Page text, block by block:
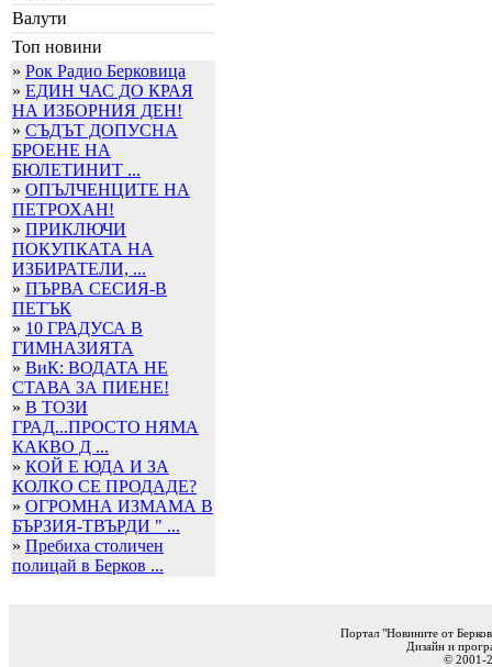
Валути
Топ новини
» Рок Радио Берковица
» ЕДИН ЧАС ДО КРАЯ
НА ИЗБОРНИЯ ДЕН!
» СЪДЪТ ДОПУСНА
БРОЕНЕ НА
БЮЛЕТИНИТ ...
» ОПЪЛЧЕНЦИТЕ НА
ПЕТРОХАН!
» ПРИКЛЮЧИ
ПОКУПКАТА НА
ИЗБИРАТЕЛИ, ...
» ПЪРВА СЕСИЯ-В
ПЕТЪК
» 10 ГРАДУСА В
ГИМНАЗИЯТА
» ВиК: ВОДАТА НЕ
СТАВА ЗА ПИЕНЕ!
» В ТОЗИ
ГРАД...ПРОСТО НЯМА
КАКВО Д ...
» КОЙ Е ЮДА И ЗА
КОЛКО СЕ ПРОДАДЕ?
» ОГРОМНА ИЗМАМА В
БЪРЗИЯ-ТВЪРДИ " ...
» Пребиха столичен
полицай в Берков ...
Портал "Новините от
Дизайн и
© 2001-